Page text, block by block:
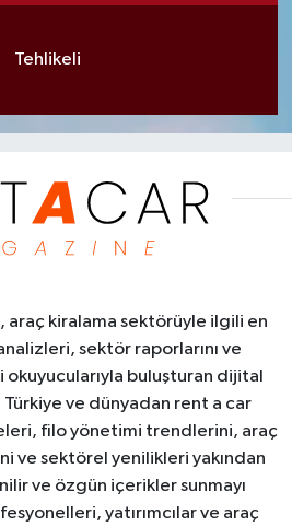
Tehlikeli
araç kiralama sektörüyle ilgili en
sektör raporlarını ve
buluşturan dijital
ve dünyadan rent a car
filo yönetimi trendlerini, araç
ve sektörel yenilikleri yakından
ve özgün içerikler sunmayı
yatırımcılar ve araç